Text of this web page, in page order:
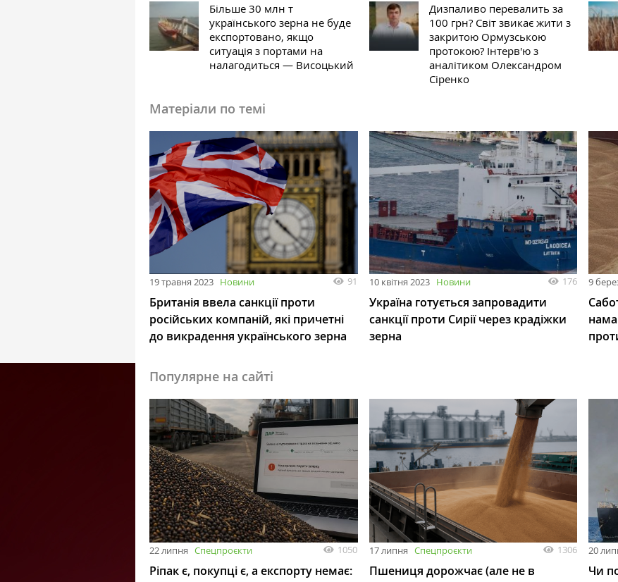
Більше 30 млн т
українського зерна не буде
експортовано, якщо
ситуація з портами на
налагодиться — Висоцький
Дизпаливо перевалить за
100 грн? Світ звикає жити з
закритою Ормузською
протокою? Інтерв'ю з
аналітиком Олександром
Сіренко
Матеріали по темі
19 травня 2023 Новини 91
Британія ввела санкції проти
російських компаній, які причетні
до викрадення українського зерна
10 квітня 2023 Новини 176
Україна готується запровадити
санкції проти Сирії через крадіжки
зерна
9
Популярне на сайті
22 липня Спецпроєкти 1050
Ріпак є, покупці є, а експорту немає:
17 липня Спецпроєкти 1306
Пшениця дорожчає (але не в
20
Чи